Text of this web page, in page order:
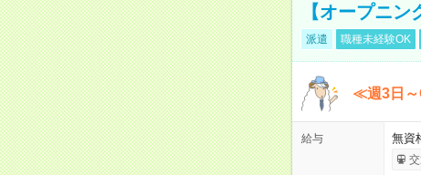
【オープニ
派遣 職種未経験OK
≪週3日～
給与 無資